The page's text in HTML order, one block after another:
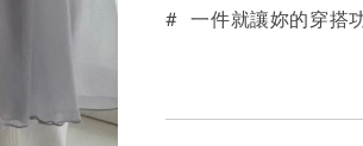
# 一件就讓妳的穿搭